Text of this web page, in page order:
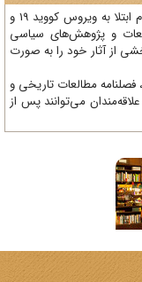
با توجه به نیاز به تداوم مراقبت‌های بهداشتی برای عدم ابتلا به ویروس کووید 19 و
و پژوهش‌های سیاسی
آثار خود را به صورت
مطالعات تاریخی و
می‌توانند پس از